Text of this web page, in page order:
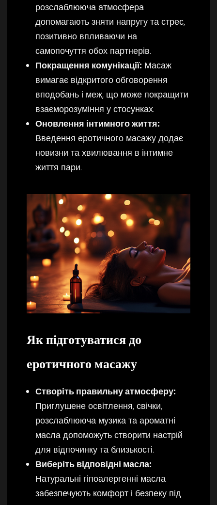
розслаблююча атмосфера
допомагають зняти напругу та стрес,
позитивно впливаючи на
самопочуття обох партнерів.
Покращення комунікації: Масаж
вимагає відкритого обговорення
вподобань і меж, що може покращити
взаєморозуміння у стосунках.
Оновлення інтимного життя:
Введення еротичного масажу додає
новизни та хвилювання в інтимне
життя пари.
Як підготуватися до
еротичного масажу
Створіть правильну атмосферу:
Приглушене освітлення, свічки,
розслаблююча музика та ароматні
масла допоможуть створити настрій
для відпочинку та близькості.
Виберіть відповідні масла:
Натуральні гіпоалергенні масла
забезпечують комфорт і безпеку під